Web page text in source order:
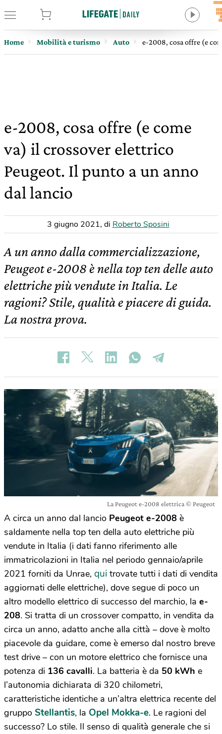
Home Mobilità e turismo Auto e-2008, cosa offre (e
e-2008, cosa offre (e come
va) il crossover elettrico
Peugeot. Il punto a un anno
dal lancio
3 giugno 2021, di Roberto Sposini
A un anno dalla commercializzazione,
Peugeot e-2008 è nella top ten delle auto
elettriche più vendute in Italia. Le
ragioni? Stile, qualità e piacere di guida.
La nostra prova.
La Peugeot e-2008 elettrica © Peugeot
A circa un anno dal lancio Peugeot e-2008 è
saldamente nella top ten della auto elettriche più
vendute in Italia (i dati fanno riferimento alle
immatricolazioni in Italia nel periodo gennaio/aprile
2021 forniti da Unrae, qui trovate tutti i dati di vendita
aggiornati delle elettriche), dove segue di poco un
altro modello elettrico di successo del marchio, la e-
208. Si tratta di un crossover compatto, in vendita da
circa un anno, adatto anche alla città – dove è molto
piacevole da guidare, come è emerso dal nostro breve
test drive – con un motore elettrico che fornisce una
potenza di 136 cavalli. La batteria è da 50 kWh e
l’autonomia dichiarata di 320 chilometri,
caratteristiche identiche a un’altra elettrica recente del
gruppo Stellantis, la Opel Mokka-e. Le ragioni del
successo? Lo stile. Il senso di qualità generale che si